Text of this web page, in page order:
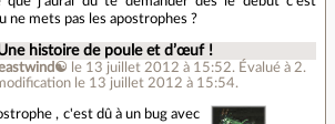
ne mets pas les apostrophes ?
histoire de poule et d’œuf !
le 13 juillet 2012 à 15:52. Évalué à 2.
le 13 juillet 2012 à 15:54.
, c'est dû à un bug avec